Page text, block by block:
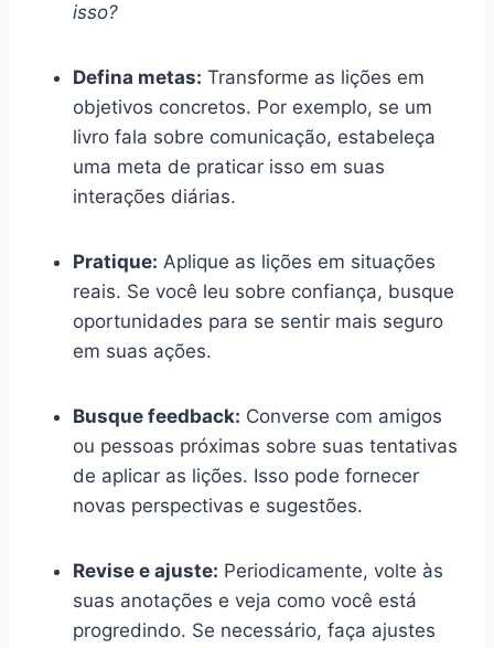
isso?
Defina metas: Transforme as lições em
objetivos concretos. Por exemplo, se um
livro fala sobre comunicação, estabeleça
uma meta de praticar isso em suas
interações diárias.
Pratique: Aplique as lições em situações
reais. Se você leu sobre confiança, busque
oportunidades para se sentir mais seguro
em suas ações.
Busque feedback: Converse com amigos
ou pessoas próximas sobre suas tentativas
de aplicar as lições. Isso pode fornecer
novas perspectivas e sugestões.
Revise e ajuste: Periodicamente, volte às
suas anotações e veja como você está
progredindo. Se necessário, faça ajustes